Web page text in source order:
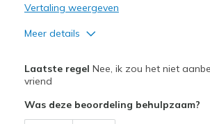
Vertaling weergeven
Meer details
Attractive Design
Stylish
Laatste regel Nee, ik zou het niet
vriend
Was deze beoordeling behulpzaam?